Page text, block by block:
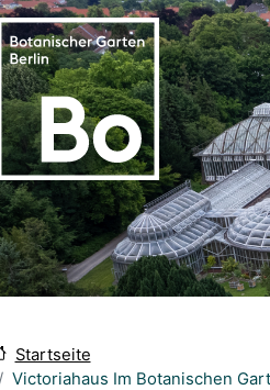
Startseite
Victoriahaus Im Botanischen